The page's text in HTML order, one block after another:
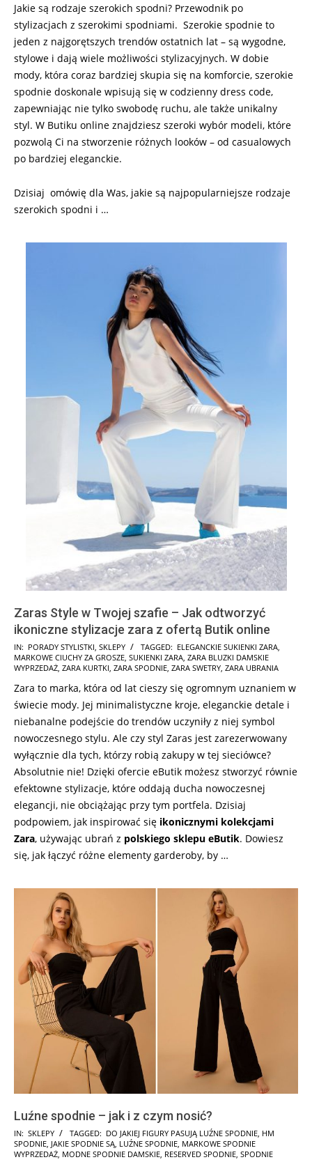
Jakie są rodzaje szerokich spodni? Przewodnik po
stylizacjach z szerokimi spodniami. Szerokie spodnie to
jeden z najgorętszych trendów ostatnich lat – są wygodne,
stylowe i dają wiele możliwości stylizacyjnych. W dobie
mody, która coraz bardziej skupia się na komforcie, szerokie
spodnie doskonale wpisują się w codzienny dress code,
zapewniając nie tylko swobodę ruchu, ale także unikalny
styl. W Butiku online znajdziesz szeroki wybór modeli, które
pozwolą Ci na stworzenie różnych looków – od casualowych
po bardziej eleganckie.
Dzisiaj omówię dla Was, jakie są najpopularniejsze rodzaje
szerokich spodni i …
Zaras Style w Twojej szafie – Jak odtworzyć
ikoniczne stylizacje zara z ofertą Butik online
2026-
02-
IN: PORADY STYLISTKI SKLEPY TAGGED: ELEGANCKIE SUKIENKI ZARA
MARKOWE CIUCHY ZA GROSZE SUKIENKI ZARA ZARA BLUZKI DAMSKIE
WYPRZEDAŻ ZARA KURTKI ZARA SPODNIE ZARA SWETRY ZARA UBRANIA
Zara to marka, która od lat cieszy się ogromnym uznaniem w
świecie mody. Jej minimalistyczne kroje, eleganckie detale i
niebanalne podejście do trendów uczyniły z niej symbol
nowoczesnego stylu. Ale czy styl Zaras jest zarezerwowany
wyłącznie dla tych, którzy robią zakupy w tej sieciówce?
Absolutnie nie! Dzięki ofercie eButik możesz stworzyć równie
efektowne stylizacje, które oddają ducha nowoczesnej
elegancji, nie obciążając przy tym portfela. Dzisiaj
podpowiem, jak inspirować się ikonicznymi kolekcjami
Zara, używając ubrań z polskiego sklepu eButik. Dowiesz
się, jak łączyć różne elementy garderoby, by …
Luźne spodnie – jak i z czym nosić?
2025-
03-
IN: SKLEPY TAGGED: DO JAKIEJ FIGURY PASUJĄ LUŹNE SPODNIE, HM
SPODNIE, JAKIE SPODNIE SĄ, LUŹNE SPODNIE, MARKOWE SPODNIE
WYPRZEDAŻ, MODNE SPODNIE DAMSKIE, RESERVED SPODNIE, SPODNIE